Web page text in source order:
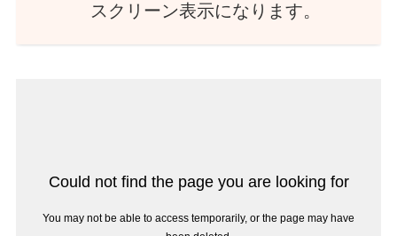
スクリーン表示になります。